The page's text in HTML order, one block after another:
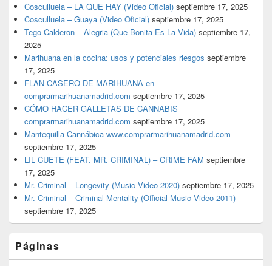
Cosculluela – LA QUE HAY (Video Oficial) septiembre 17, 2025
Cosculluela – Guaya (Video Oficial) septiembre 17, 2025
Tego Calderon – Alegria (Que Bonita Es La Vida) septiembre 17,
2025
Marihuana en la cocina: usos y potenciales riesgos septiembre
17, 2025
FLAN CASERO DE MARIHUANA en
comprarmarihuanamadrid.com septiembre 17, 2025
CÓMO HACER GALLETAS DE CANNABIS
comprarmarihuanamadrid.com septiembre 17, 2025
Mantequilla Cannábica www.comprarmarihuanamadrid.com
septiembre 17, 2025
LIL CUETE (FEAT. MR. CRIMINAL) – CRIME FAM septiembre
17, 2025
Mr. Criminal – Longevity (Music Video 2020) septiembre 17, 2025
Mr. Criminal – Criminal Mentality (Official Music Video 2011)
septiembre 17, 2025
Páginas